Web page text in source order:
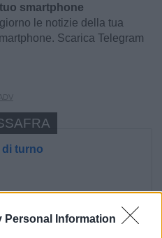
Personal Information
smartphone
le notizie della tua
Scarica Telegram
di turno